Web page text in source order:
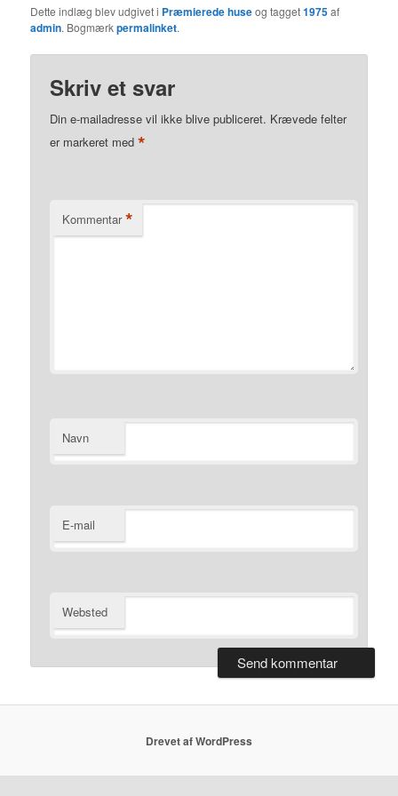
Dette indlæg blev udgivet i Præmierede huseog tagget1975af
admin. Bogmærkpermalinket.
Skriv et svar
Din e-mailadresse vil ikke blive publiceret. Krævede felter
er markeret med*
Kommentar *
Navn
E-mail
Websted
Drevet af WordPress